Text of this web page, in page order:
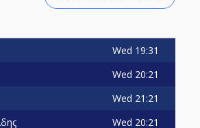
Wed 19:31
Wed 20:21
Wed 21:21
Wed 20:21